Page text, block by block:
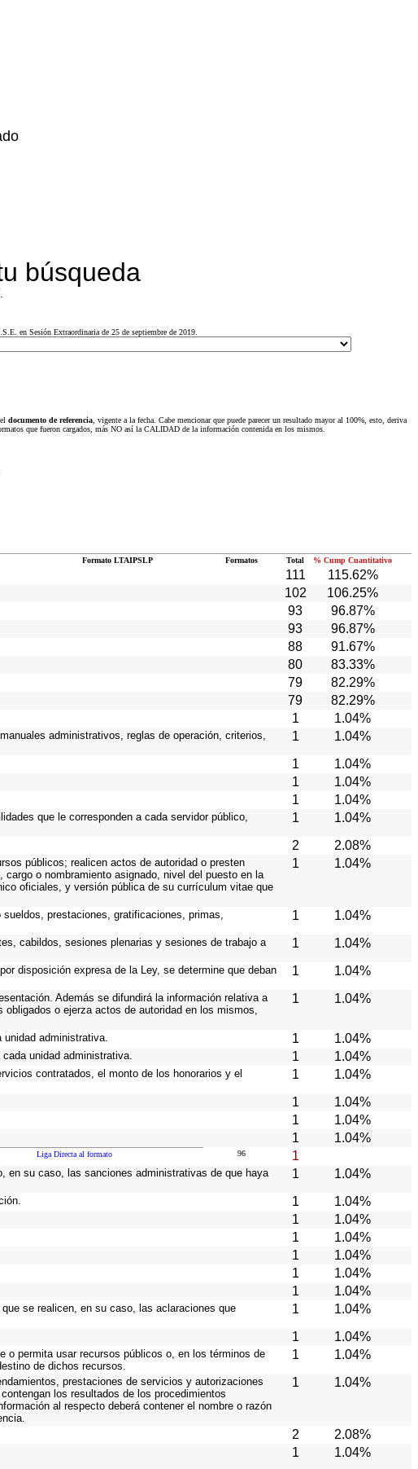
búsqueda
en Sesión Extraordinaria de 25 de septiembre de 2019.
documento de referencia , vigente a la fecha. Cabe mencionar que puede parecer un resultado mayor al 100%, esto, deriva
que fueron cargados, más NO así la CALIDAD de la información contenida en los mismos.
Formato LTAIPSLP Formatos Total % Cump Cuantitativo
111 115.62%
102 106.25%
93 96.87%
93 96.87%
88 91.67%
80 83.33%
79 82.29%
79 82.29%
1 1.04%
administrativos, reglas de operación, criterios,
1 1.04%
1 1.04%
1 1.04%
1 1.04%
que le corresponden a cada servidor público,
1 1.04%
2 2.08%
públicos; realicen actos de autoridad o presten
o nombramiento asignado, nivel del puesto en la
oficiales, y versión pública de su currículum vitae que
1 1.04%
prestaciones, gratificaciones, primas,
1 1.04%
cabildos, sesiones plenarias y sesiones de trabajo a
1 1.04%
disposición expresa de la Ley, se determine que deban
1 1.04%
Además se difundirá la información relativa a
o ejerza actos de autoridad en los mismos,
1 1.04%
administrativa. 1 1.04%
unidad administrativa. 1 1.04%
contratados, el monto de los honorarios y el
1 1.04%
1 1.04%
1 1.04%
1 1.04%
Liga Directa al formato 96 1
en su caso, las sanciones administrativas de que haya
1 1.04%
1 1.04%
1 1.04%
1 1.04%
1 1.04%
1 1.04%
1 1.04%
se realicen, en su caso, las aclaraciones que
1 1.04%
1 1.04%
permita usar recursos públicos o, en los términos de
de dichos recursos.
1 1.04%
prestaciones de servicios y autorizaciones
los resultados de los procedimientos
al respecto deberá contener el nombre o razón
1 1.04%
2 2.08%
1 1.04%